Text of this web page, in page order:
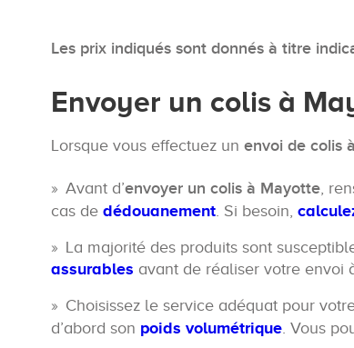
Les prix indiqués sont donnés à titre
Envoyer un colis à
Lorsque vous effectuez un envoi de colis
Avant d’envoyer un colis à Mayotte,
cas de dédouanement. Si besoin,
La majorité des produits sont
assurables avant de réaliser votre envoi
Choisissez le service adéquat pour
d’abord son poids volumétrique. Vous